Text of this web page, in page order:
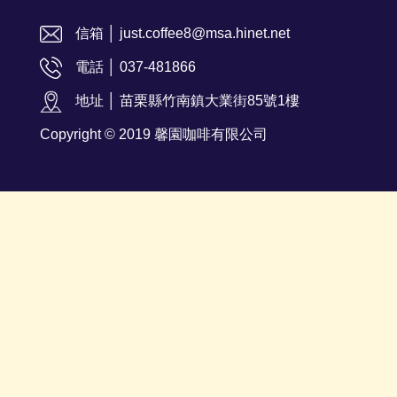
信箱 │ just.coffee8@msa.hinet.net
電話 │ 037-481866
地址 │ 苗栗縣竹南鎮大業街85號1樓
Copyright © 2019 馨園咖啡有限公司